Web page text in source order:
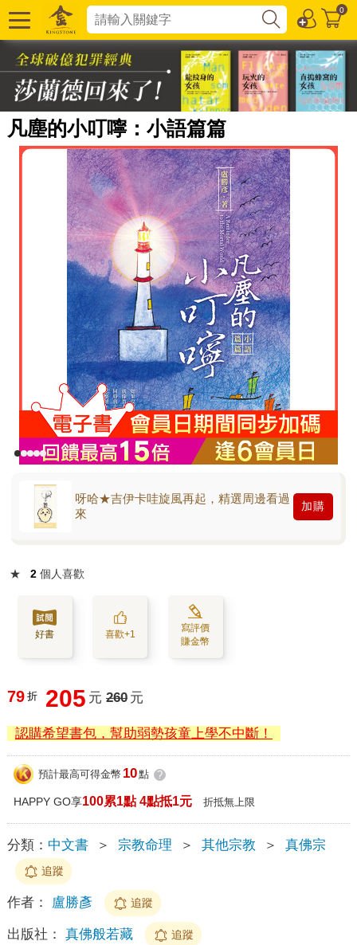
0
凡塵的小叮嚀：小語篇篇
呀哈★吉伊卡哇旋風再起，精選周邊看過
來
加購
★ 2 個人喜歡
好書 喜歡+1
寫評價
賺金幣
79 折 205 元 260 元
認購希望書包，幫助弱勢孩童上學不中斷！
預計最高可得金幣 10點 ?
HAPPY GO享100累1點 4點抵1元 折抵無上限
分類： 中文書 ＞ 宗教命理 ＞ 其他宗教 ＞ 真佛宗
追蹤
作者： 盧勝彥 追蹤
出版社： 真佛般若藏 追蹤